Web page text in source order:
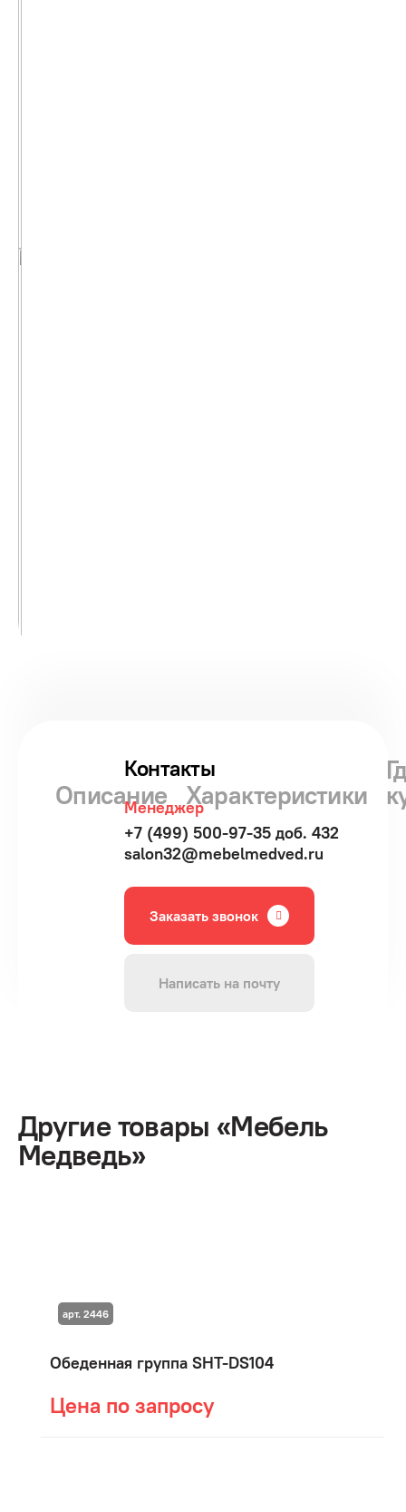
Описание Характеристики
Контакты
Менеджер
+7 (499) 500-97-35 доб. 432
salon32@mebelmedved.ru
Заказать звонок
Написать на почту
Другие товары «Мебель
Медведь»
Обеденная группа SHT-DS104
Цена по запросу
арт. 2446